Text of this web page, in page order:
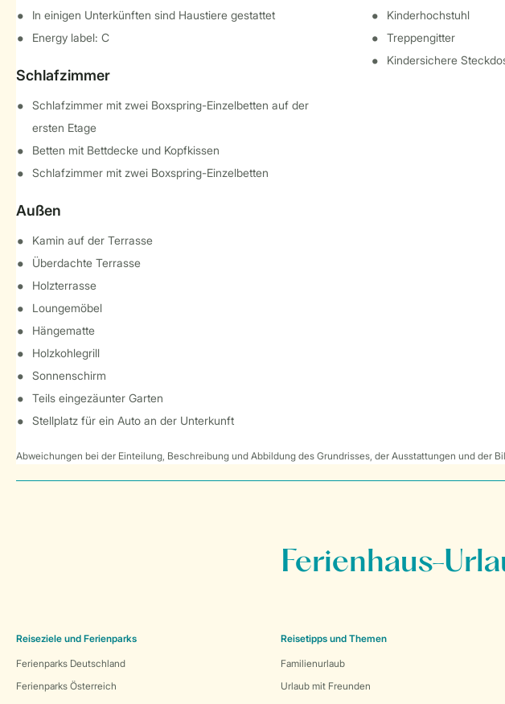
In einigen Unterkünften sind Haustiere gestattet
Energy label: C
Schlafzimmer
Schlafzimmer mit zwei Boxspring-Einzelbetten auf der
ersten Etage
Betten mit Bettdecke und Kopfkissen
Schlafzimmer mit zwei Boxspring-Einzelbetten
Außen
Kamin auf der Terrasse
Überdachte Terrasse
Holzterrasse
Loungemöbel
Hängematte
Holzkohlegrill
Sonnenschirm
Teils eingezäunter Garten
Stellplatz für ein Auto an der Unterkunft
Kinderhochstuhl
Treppengitter
Kindersichere
Abweichungen bei der Einteilung, Beschreibung und Abbildung des Grundrisses, der Ausstattungen und der
Ferienhaus-
Reiseziele und Ferienparks
Ferienparks Deutschland
Ferienparks Österreich
Reisetipps und Themen
Familienurlaub
Urlaub mit Freunden